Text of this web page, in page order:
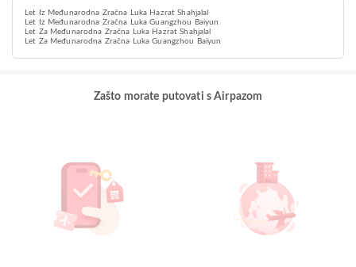
Let Iz Međunarodna Zračna Luka Hazrat Shahjalal
Let Iz Međunarodna Zračna Luka Guangzhou Baiyun
Let Za Međunarodna Zračna Luka Hazrat Shahjalal
Let Za Međunarodna Zračna Luka Guangzhou Baiyun
Zašto morate putovati s Airpazom